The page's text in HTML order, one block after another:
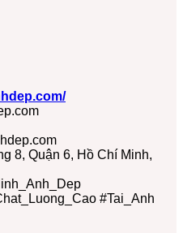
8, Quận 6, Hồ Chí Minh,
#Tai_Anh